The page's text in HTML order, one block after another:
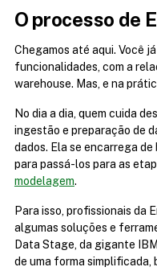
O processo de
Chegamos até aqui. Você
funcionalidades, com a
warehouse. Mas, e na
No dia a dia, quem cuida
ingestão e preparação de
dados. Ela se encarrega
modelagem.
Para isso, profissionais da
algumas soluções e
Data Stage, da gigante
de uma forma simplificada,